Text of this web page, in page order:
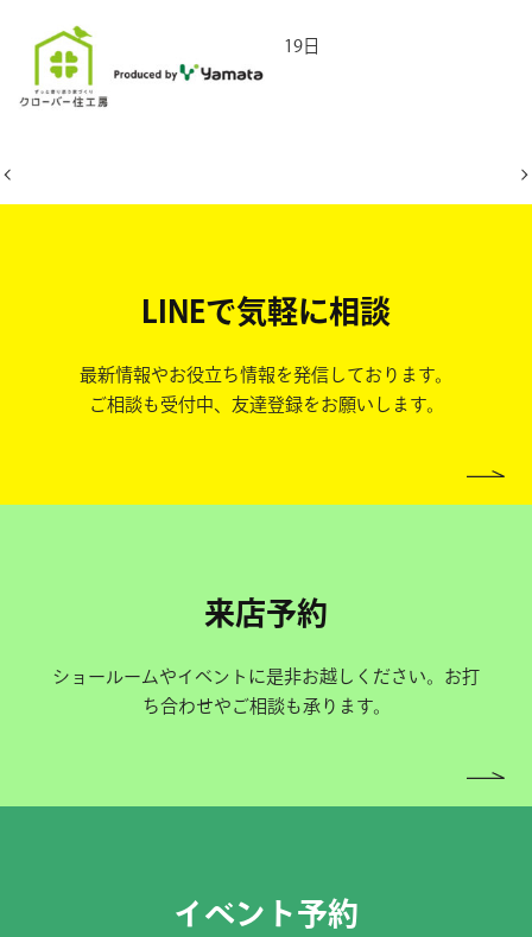
2026年5月19日
LINEで気軽に相談
最新情報やお役立ち情報を発信しております。
ご相談も受付中、友達登録をお願いします。
来店予約
ショールームやイベントに是非お越しください。お打
ち合わせやご相談も承ります。
イベント予約